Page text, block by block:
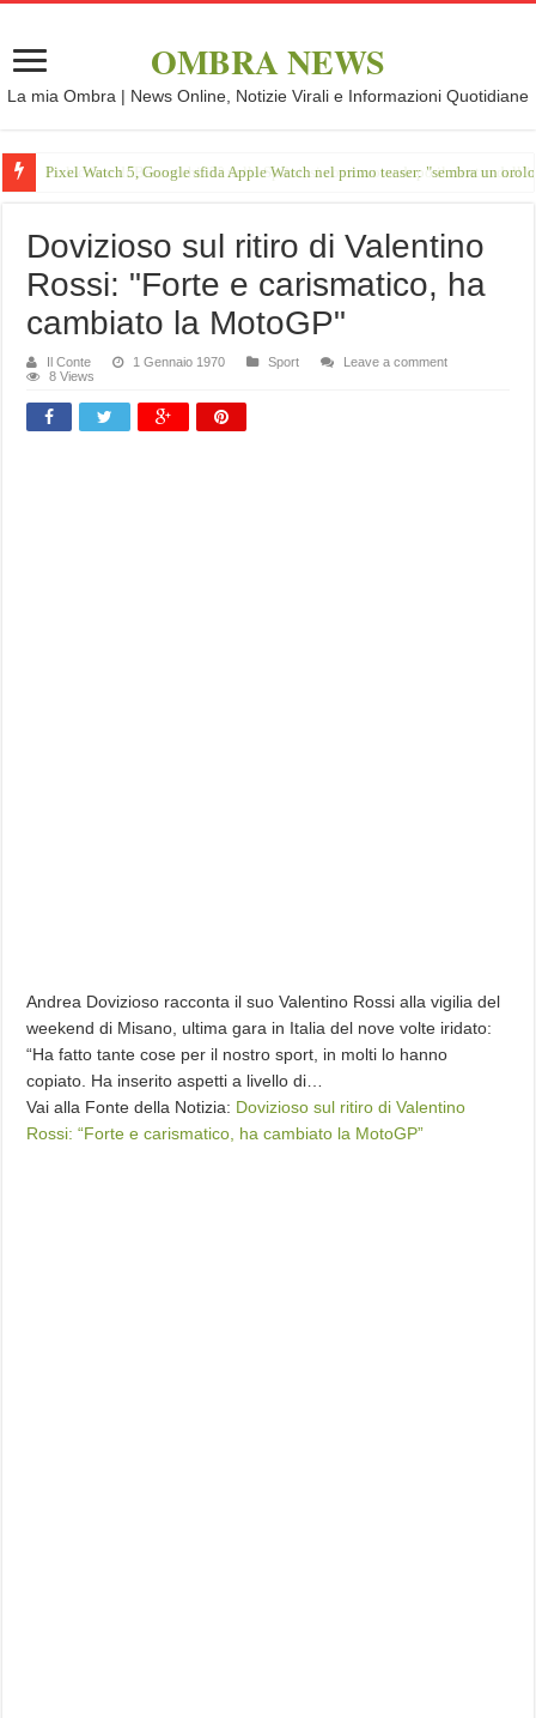
OMBRA NEWS
La mia Ombra | News Online, Notizie Virali e Informazioni Quotidiane
Pixel Watch 5, Google sfida Apple Watch nel primo teaser: "sembra un
Dovizioso sul ritiro di Valentino
Rossi: "Forte e carismatico, ha
cambiato la MotoGP"
Il Conte 1 Gennaio 1970 Sport
Leave a comment
8 Views
Andrea Dovizioso racconta il suo Valentino Rossi alla vigilia del
weekend di Misano, ultima gara in Italia del nove volte iridato:
“Ha fatto tante cose per il nostro sport, in molti lo hanno
copiato. Ha inserito aspetti a livello di…
Vai alla Fonte della Notizia: Dovizioso sul ritiro di Valentino
Rossi: “Forte e carismatico, ha cambiato la MotoGP”